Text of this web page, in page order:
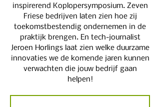
inspirerend Koplopersymposium. Zeven
Friese bedrijven laten zien hoe zij
toekomstbestendig ondernemen in de
praktijk brengen. En tech-journalist
Jeroen Horlings laat zien welke duurzame
innovaties we de komende jaren kunnen
verwachten die jouw bedrijf gaan
helpen!